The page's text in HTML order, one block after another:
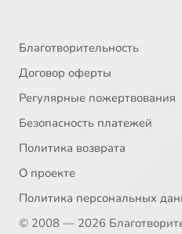
Благотворительность
Договор оферты
Регулярные пожертвования
Безопасность платежей
Политика возврата
О проекте
Политика персональных
© 2008 — 2026